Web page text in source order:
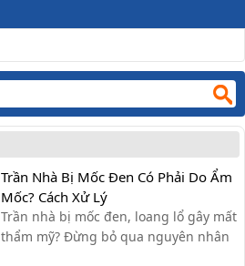
Trần Nhà Bị Mốc Đen Có Phải Do Ẩm
Mốc? Cách Xử Lý
Trần nhà bị mốc đen, loang lổ gây mất
thẩm mỹ? Đừng bỏ qua nguyên nhân